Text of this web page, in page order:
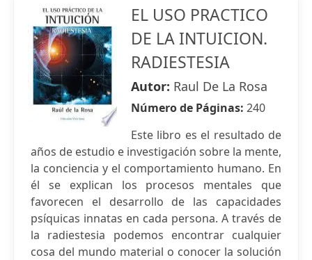
EL USO PRACTICO
DE LA INTUICION.
RADIESTESIA
Autor: Raul De La Rosa
Número de Páginas: 240
Este libro es el resultado de
años de estudio e investigación sobre la mente,
la conciencia y el comportamiento humano. En
él se explican los procesos mentales que
favorecen el desarrollo de las capacidades
psíquicas innatas en cada persona. A través de
la radiestesia podemos encontrar cualquier
cosa del mundo material o conocer la solución